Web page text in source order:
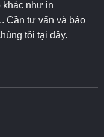
khác như in
Cần tư vấn và báo
tôi tại đây.